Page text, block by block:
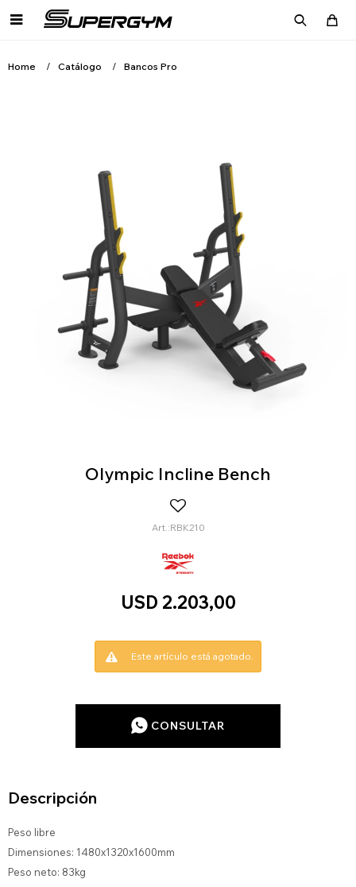

Home Catálogo Bancos Pro
Olympic Incline Bench
RBK210
USD 2.203,00
Este artículo está agotado.
CONSULTAR
Descripción
Peso libre
Dimensiones: 1480x1320x1600mm
Peso neto: 83kg